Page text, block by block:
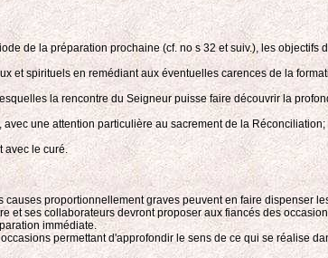
de la préparation prochaine (cf. no s 32 et suiv.), les objectifs
et spirituels en remédiant aux éventuelles carences de la
la rencontre du Seigneur puisse faire découvrir la
une attention particulière au sacrement de la Réconciliation;
avec le curé.
proportionnellement graves peuvent en faire dispenser
ses collaborateurs devront proposer aux fiancés des
immédiate.
permettant d'approfondir le sens de ce qui se réalise